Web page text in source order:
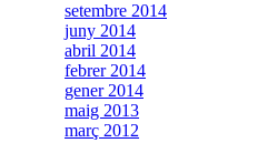
setembre 2014
juny 2014
abril 2014
febrer 2014
gener 2014
maig 2013
març 2012